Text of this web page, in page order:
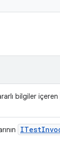
bilgiler içeren
ITest